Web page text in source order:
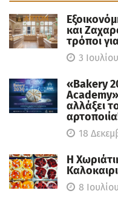
και
τρόποι
3
«Bakery
αλλάξει
18
Η
8